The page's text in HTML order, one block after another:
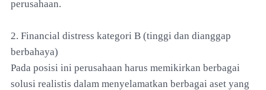
perusahaan.
2. Financial distress kategori B (tinggi dan dianggap
berbahaya)
Pada posisi ini perusahaan harus memikirkan berbagai
solusi realistis dalam menyelamatkan berbagai aset yang